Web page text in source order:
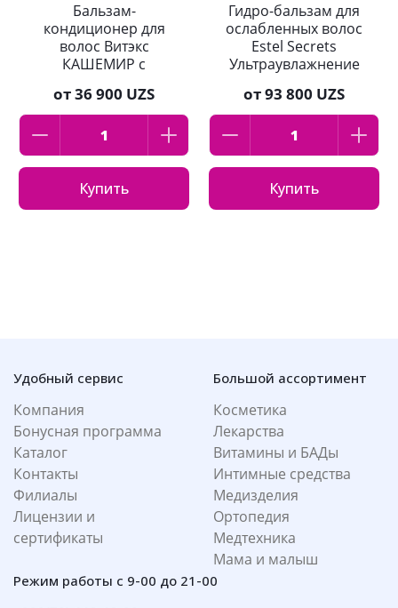
Бальзам-
кондиционер для
волос Витэкс
КАШЕМИР с
кашемиром 450 мл
от36 900 UZS
Купить
Гидро-бальзам для
ослабленных волос
Estel Secrets
Ультраувлажнение
от93 800 UZS
Купить
Удобный сервис
Компания
Бонусная программа
Каталог
Контакты
Филиалы
Лицензии и
сертификаты
Большой ассортимент
Косметика
Лекарства
Витамины и БАДы
Интимные средства
Медизделия
Ортопедия
Медтехника
Мама и малыш
Режим работы с 9-00 до 21-00